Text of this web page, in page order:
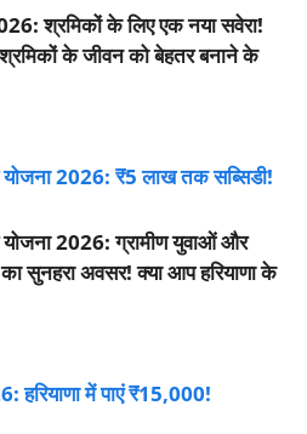
श्रमिकों के लिए एक नया सवेरा!
के जीवन को बेहतर बनाने के
योजना 2026: ₹5 लाख तक सब्सिडी!
योजना 2026: ग्रामीण युवाओं और
सुनहरा अवसर! क्या आप हरियाणा के
हरियाणा में पाएं ₹15,000!